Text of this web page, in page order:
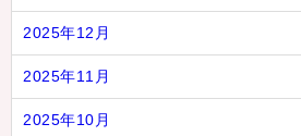
2025年12月
2025年11月
2025年10月